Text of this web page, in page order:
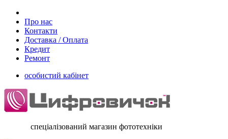
Про нас
Контакти
Доставка / Оплата
Кредит
Ремонт
особистий кабінет
спеціалізований магазин фототехніки